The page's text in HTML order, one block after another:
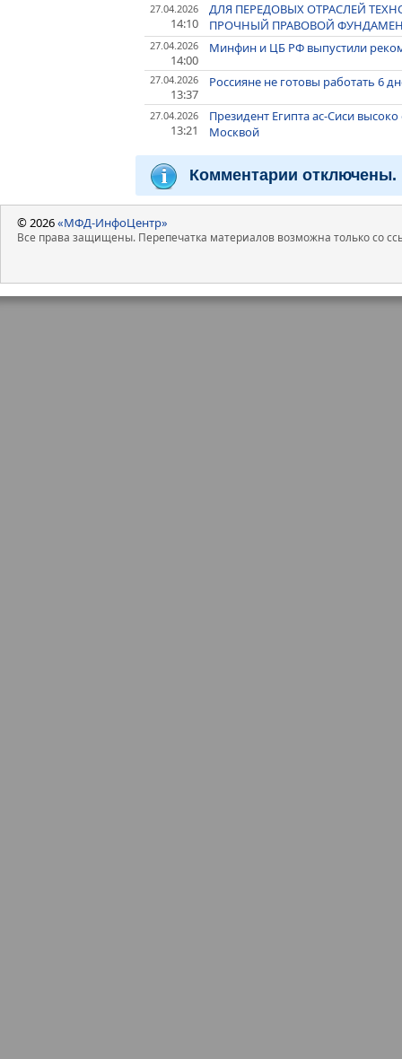
27.04.2026
14:10
ДЛЯ ПЕРЕДОВЫХ ОТРАСЛЕЙ
ПРОЧНЫЙ ПРАВОВОЙ
27.04.2026
14:00
Минфин и ЦБ РФ выпустили
27.04.2026
13:37
Россияне не готовы работать 6
27.04.2026
13:21
Президент Египта ас-Сиси
Москвой
Комментарии отключены.
© 2026«МФД-ИнфоЦентр»
Все права защищены. Перепечатка материалов возможна только со